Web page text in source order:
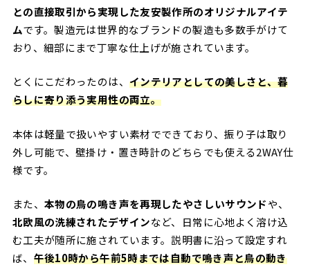
との直接取引から実現した友安製作所のオリジナルアイテ
ムです。製造元は世界的なブランドの製造も多数手がけて
おり、細部にまで丁寧な仕上げが施されています。
とくにこだわったのは、 インテリアとしての美しさと、暮
らしに寄り添う実用性の両立。
本体は軽量で扱いやすい素材でできており、振り子は取り
外し可能で、壁掛け・置き時計のどちらでも使える2WAY仕
様です。
また、本物の鳥の鳴き声を再現したやさしいサウンドや、
北欧風の洗練されたデザインなど、日常に心地よく溶け込
む工夫が随所に施されています。説明書に沿って設定すれ
ば、 午後10時から午前5時までは自動で鳴き声と鳥の動き